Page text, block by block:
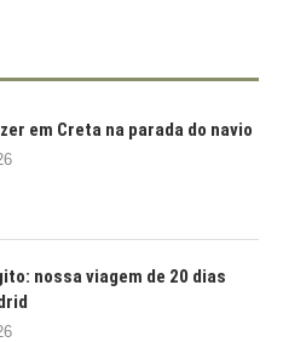
em Creta na parada do navio
nossa viagem de 20 dias